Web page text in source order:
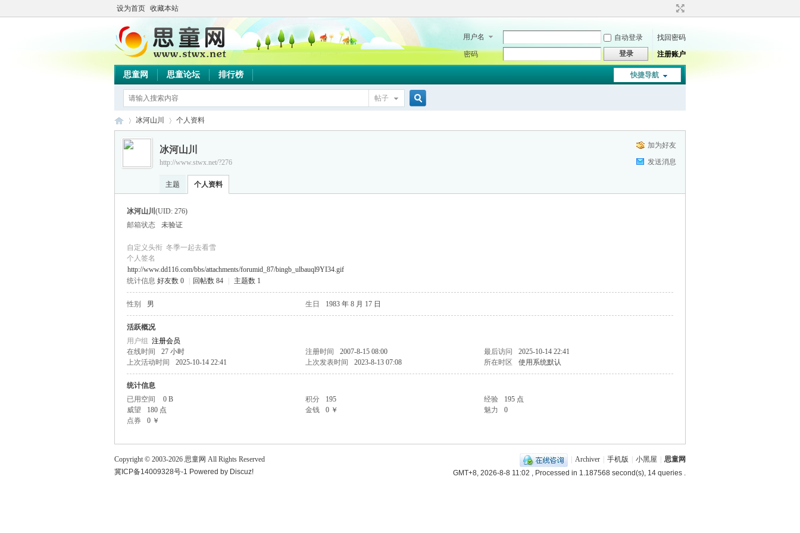
设为首页 收藏本站
用户名 自动登录
找回密码
密码
登录 注册账户
快捷导航
思童网 思童论坛 排行榜
帖子
›
冰河山川 个人资料
加为好友
发送消息
冰河山川
http://www.stwx.net/?276
主题 个人资料
冰河山川 (UID: 276)
邮箱状态
未验证
自定义头衔 冬季一起去看雪
个人签名
http://www.dd116.com/bbs/attachments/forumid_87/bingb_ulbauql9YI34.gif
统计信息 好友数 0 回帖数 84 主题数 1
性别 男 生日 1983 年 8 月 17 日
活跃概况
用户组 注册会员
在线时间
27 小时 注册时间 2007-8-15 08:00 最后访问
2025-10-14 22:41
上次活动时间
2025-10-14 22:41 上次发表时间 2023-8-13 07:08 所在时区 使用系统默认
统计信息
已用空间
0 B 积分 195 经验
195 点
威望
180 点 金钱 0 ￥ 魅力
0
点券
0 ￥
Archiver 手机版 小黑屋
思童网
GMT+8, 2026-8-8 11:02 , Processed in 1.187568 second(s), 14 queries .
Copyright © 2003-2026 思童网 All Rights Reserved
冀ICP备14009328号-1 Powered by Discuz!